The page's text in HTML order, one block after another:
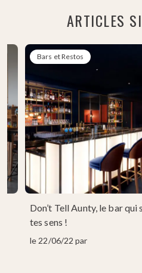
ARTICLES
Bars et Restos
Don’t Tell Aunty, le bar qui
tes sens !
le 22/06/22 par